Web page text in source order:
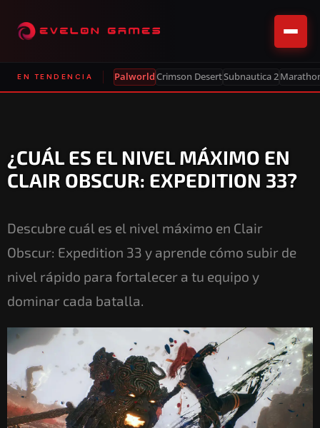
EN TENDENCIA PalworldCrimson DesertSubnautica 2
¿CUÁL ES EL NIVEL MÁXIMO EN
CLAIR OBSCUR: EXPEDITION 33?
Descubre cuál es el nivel máximo en Clair
Obscur: Expedition 33 y aprende cómo subir de
nivel rápido para fortalecer a tu equipo y
dominar cada batalla.